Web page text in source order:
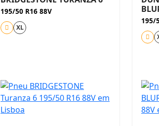
195/50 R16 88V
XL
195/